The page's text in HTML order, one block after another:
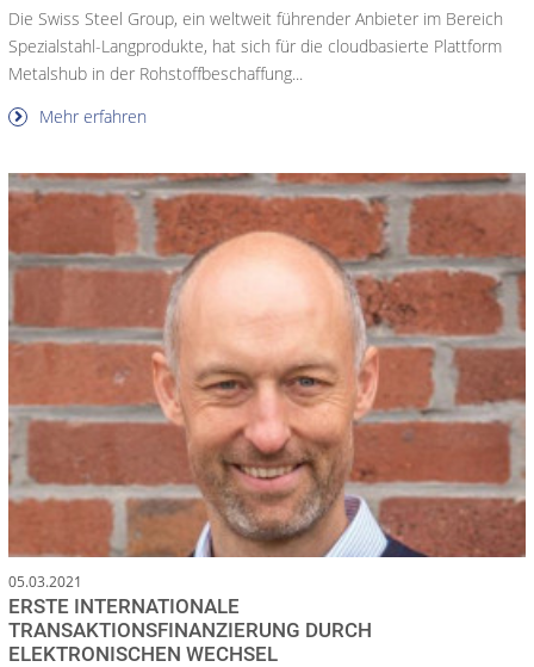
Die Swiss Steel Group, ein weltweit führender Anbieter im Bereich
Spezialstahl-Langprodukte, hat sich für die cloudbasierte Plattform
Metalshub in der Rohstoffbeschaffung...
Mehr erfahren
05.03.2021
ERSTE INTERNATIONALE
TRANSAKTIONSFINANZIERUNG DURCH
ELEKTRONISCHEN WECHSEL